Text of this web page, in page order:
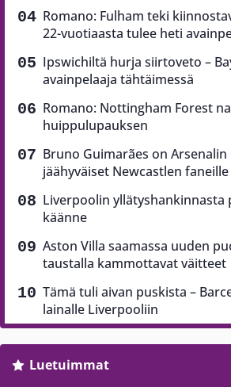
Romano: Fulham teki
22-vuotiaasta tulee heti
Ipswichiltä hurja siirtoveto –
avainpelaaja tähtäimessä
Romano: Nottingham Forest
huippulupauksen
Bruno Guimarães on
jäähyväiset Newcastlen faneille
Liverpoolin yllätyshankinnasta
käänne
Aston Villa saamassa uuden
taustalla kammottavat väitteet
Tämä tuli aivan puskista –
lainalle Liverpooliin
Luetuimmat